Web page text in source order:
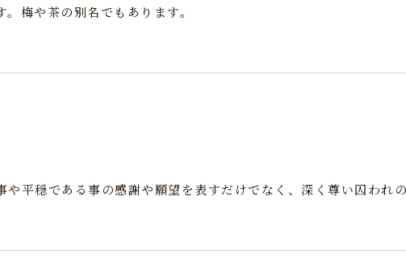
梅や茶の別名でもあります。
平穏である事の感謝や願望を表すだけでなく、深く尊い囚われ